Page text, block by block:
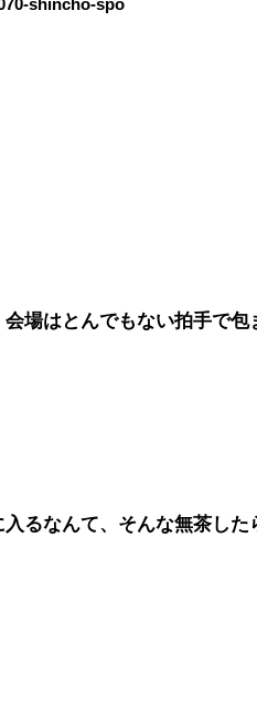
shincho-spo
場はとんでもない拍手で包
るなんて、そんな無茶した